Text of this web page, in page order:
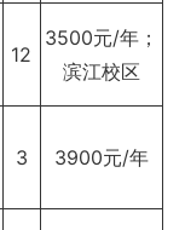
12
3500元/年；
滨江校区
3 3900元/年